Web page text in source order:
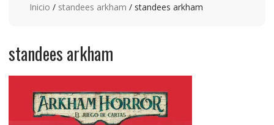
Inicio / standees arkham / standees arkham
standees arkham